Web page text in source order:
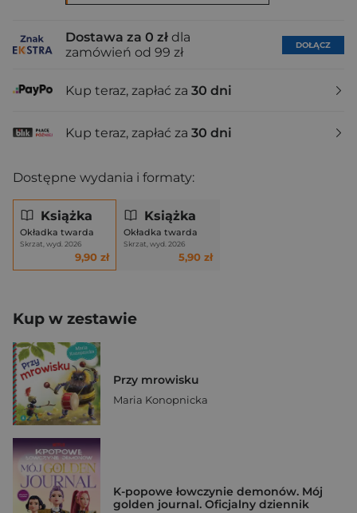
Dostawa za 0 zł dla
zamówień od 99 zł
DOŁĄCZ
Kup teraz, zapłać za 30 dni
Kup teraz, zapłać za 30 dni
Dostępne wydania i formaty:
Książka
Okładka twarda
Skrzat, wyd. 2026
9,90 zł
Książka
Okładka twarda
Skrzat, wyd. 2026
5,90 zł
Kup w zestawie
Przy mrowisku
Maria Konopnicka
K-popowe łowczynie demonów. Mój
golden journal. Oficjalny dziennik